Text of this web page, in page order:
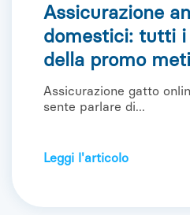
Assicurazione
domestici: tutti
della promo
Assicurazione gatto
sente parlare di...
Leggi l'articolo